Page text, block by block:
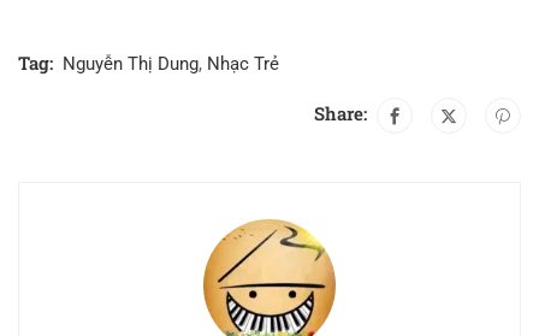
Tag: Nguyễn Thị Dung, Nhạc Trẻ
Share: